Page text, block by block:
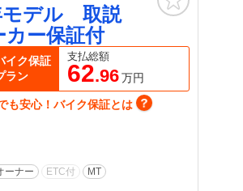
モデル 取説
ー保証付
ーナー ETC付 MT
イク保証
ラン
支払総額
62.96万円
も安心！バイク保証とは